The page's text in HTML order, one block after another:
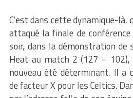
C’est dans cette dynamique-là,
attaqué la finale de
soir, dans la démonstration de
Heat au match 2 (127 –
nouveau été déterminant. Il a
de facteur X pour les Celtics.